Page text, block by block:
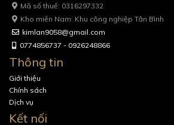
Mã số thuế: 0316297332
Kho miền Nam: Khu công nghiệp Tân Bình
kimlan9058@gmail.com
0774856737 - 0926248866
Thông tin
Giới thiệu
Chính sách
Dịch vụ
Kết nối